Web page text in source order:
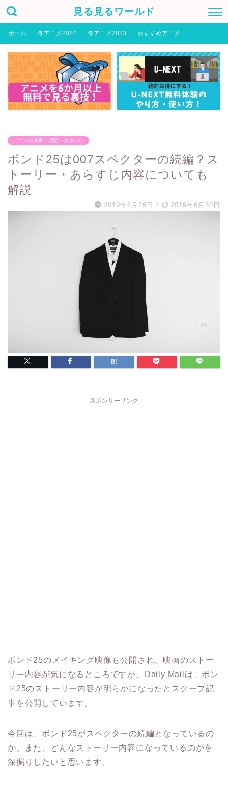
見る見るワールド
ホーム 冬アニメ2024 冬アニメ2023 おすすめアニメ
アニメの考察・感想・ネタバレ
ボンド25は007スペクターの続編？ス
トーリー・あらすじ内容についても
解説
2019年6月29日 / 2019年6月30日
スポンサーリンク
ボンド25のメイキング映像も公開され、映画のストー
リー内容が気になるところですが、Daily Mailは、ボン
ド25のストーリー内容が明らかになったとスクープ記
事を公開しています。
今回は、ボンド25がスペクターの続編となっているの
か、また、どんなストーリー内容になっているのかを
深掘りしたいと思います。